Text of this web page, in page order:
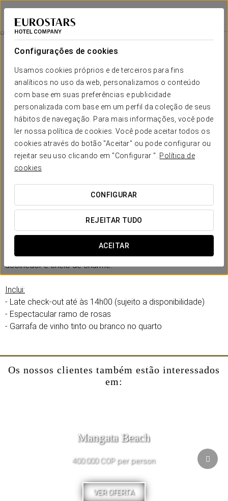
Configurações de cookies
Usamos cookies próprios e de terceiros para fins
analíticos no uso da web, personalizamos o conteúdo
com base em suas preferências e publicidade
personalizada com base em um perfil da coleção de seus
hábitos de navegação. Para mais informações, você pode
ler nossa política de cookies. Você pode aceitar todos os
cookies através do botão "Aceitar" ou pode configurar ou
rejeitar seu uso clicando em "Configurar ". Política de
cookies
CONFIGURAR
REJEITAR TUDO
ACEITAR
Eurostars Marqués de Villalta
CARTAGENA DAS ÍNDIAS
Experiência Romântica
165.000 COP por casal
Experiência romântica
Detalhes para surpreender. Tudo pronto para que só tenham
de se preocupar em desfrutar do amor.
No Eurostars Marqués de Villalta criámos uma experiência
romântica pensada para partilhar com a vossa cara-metade.
Momentos que apaixonam, num ambiente exclusivo,
acolhedor e cheio de charme.
Inclui:
- Late check-out até às 14h00 (sujeito a disponibilidade)
- Espectacular ramo de rosas
- Garrafa de vinho tinto ou branco no quarto
Os nossos clientes também estão interessados
em:
Mangata Beach
400.000 COP per person
VER OFERTA